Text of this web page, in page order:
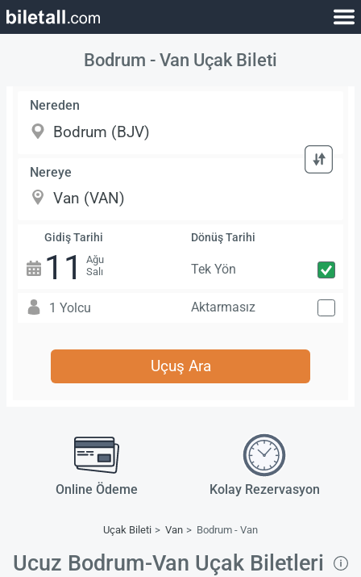
Bodrum - Van Uçak Bileti
Nereden
Nereye
Gidiş Tarihi
11
Ağu
Salı
Dönüş Tarihi
Tek Yön
1 Yolcu Aktarmasız
Uçuş Ara
Online Ödeme Kolay Rezervasyon
Uçak Bileti Van Bodrum - Van
Ucuz Bodrum-Van Uçak Biletleri